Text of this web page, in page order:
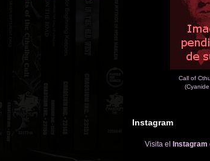
Call of
Instagram
Visita el Instagram